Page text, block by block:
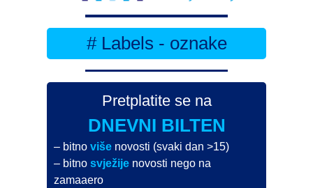
# Labels - oznake
Pretplatite se na
DNEVNI BILTEN
– bitnoviše novosti (svaki dan >15)
– bitnosvježije novosti nego na
zamaaero